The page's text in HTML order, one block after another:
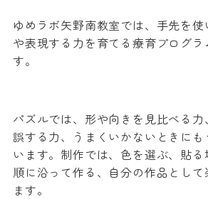
ゆめラボ矢野南教室では、手先を
や表現する力を育てる療育プログラ
す。
パズルでは、形や向きを見比べる
誤する力、うまくいかないときに
います。制作では、色を選ぶ、貼
順に沿って作る、自分の作品として
ます。